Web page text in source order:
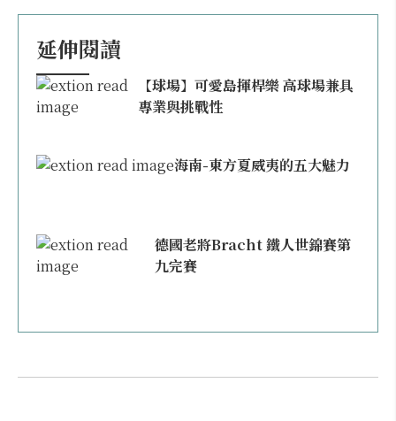
延伸閱讀
【球場】可愛島揮桿樂 高球場兼具
專業與挑戰性
海南-東方夏威夷的五大魅力
德國老將Bracht 鐵人世錦賽第
九完賽